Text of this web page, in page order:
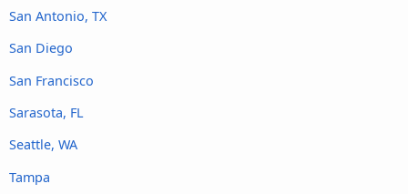
San Antonio, TX
San Diego
San Francisco
Sarasota, FL
Seattle, WA
Tampa